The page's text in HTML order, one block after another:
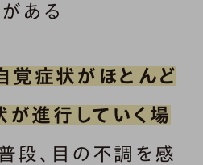
ある
覚症状がほとんど
が進行していく場
段、目の不調を感